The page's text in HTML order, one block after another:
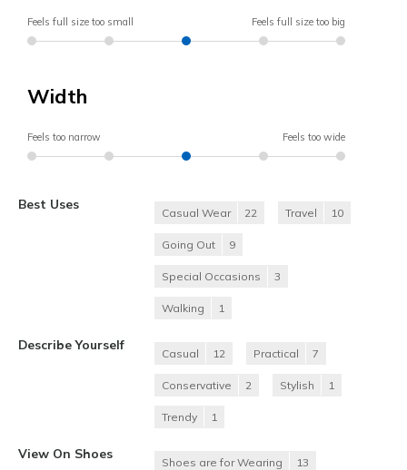
Feels full size too small Feels full size too big
Width
Feels too narrow Feels too wide
Best Uses
Casual Wear 22 Travel 10
Going Out 9
Special Occasions 3
Walking 1
Describe Yourself
Casual 12 Practical 7
Conservative 2 Stylish 1
Trendy 1
View On Shoes
Shoes are for Wearing 13